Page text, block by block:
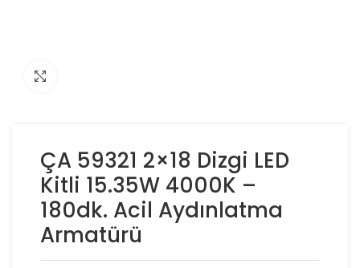
ÇA 59321 2×18 Dizgi LED
Kitli 15.35W 4000K –
180dk. Acil Aydınlatma
Armatürü